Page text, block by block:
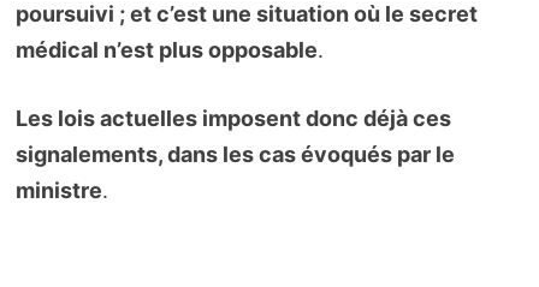
poursuivi ; et c’est une situation où le secret
médical n’est plus opposable.
Les lois actuelles imposent donc déjà ces
signalements, dans les cas évoqués par le
ministre.